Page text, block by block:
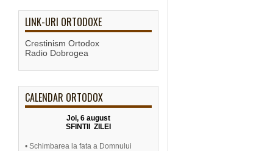
LINK-URI ORTODOXE
Crestinism Ortodox
Radio Dobrogea
CALENDAR ORTODOX
Joi, 6 august
SFINTII ZILEI
• Schimbarea la fata a Domnului